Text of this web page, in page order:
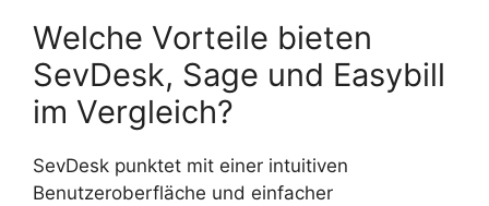
Welche Vorteile bieten
SevDesk, Sage und Easybill
im Vergleich?
SevDesk punktet mit einer intuitiven
Benutzeroberfläche und einfacher